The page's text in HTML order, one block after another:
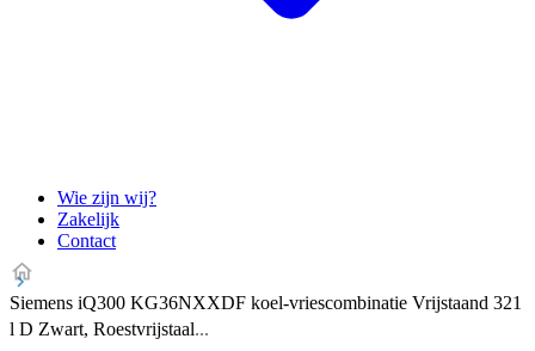
Wie zijn wij?
Zakelijk
Contact
Siemens iQ300 KG36NXXDF koel-vriescombinatie Vrijstaand 321
l D Zwart, Roestvrijstaal